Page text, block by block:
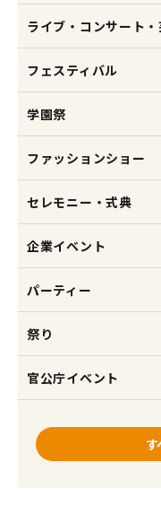
ライブ・コンサート
フェスティバル
学園祭
ファッションショー
セレモニー・式典
企業イベント
パーティー
祭り
官公庁イベント